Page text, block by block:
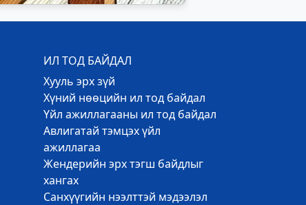
ИЛ ТОД БАЙДАЛ
Хууль эрх зүй
Хүний нөөцийн ил тод байдал
Үйл ажиллагааны ил тод байдал
Авлигатай тэмцэх үйл
ажиллагаа
Жендерийн эрх тэгш байдлыг
хангах
Санхүүгийн нээлттэй мэдээлэл